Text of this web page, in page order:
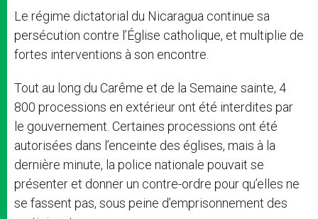
Le régime dictatorial du Nicaragua continue sa
persécution contre l’Église catholique, et multiplie de
fortes interventions à son encontre.
Tout au long du Carême et de la Semaine sainte, 4
800 processions en extérieur ont été interdites par
le gouvernement. Certaines processions ont été
autorisées dans l’enceinte des églises, mais à la
dernière minute, la police nationale pouvait se
présenter et donner un contre-ordre pour qu’elles ne
se fassent pas, sous peine d’emprisonnement des